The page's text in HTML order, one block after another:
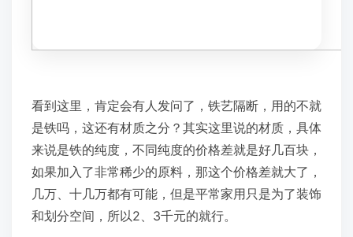
看到这里，肯定会有人发问了，铁艺隔断，用的不就
是铁吗，这还有材质之分？其实这里说的材质，具体
来说是铁的纯度，不同纯度的价格差就是好几百块，
如果加入了非常稀少的原料，那这个价格差就大了，
几万、十几万都有可能，但是平常家用只是为了装饰
和划分空间，所以2、3千元的就行。